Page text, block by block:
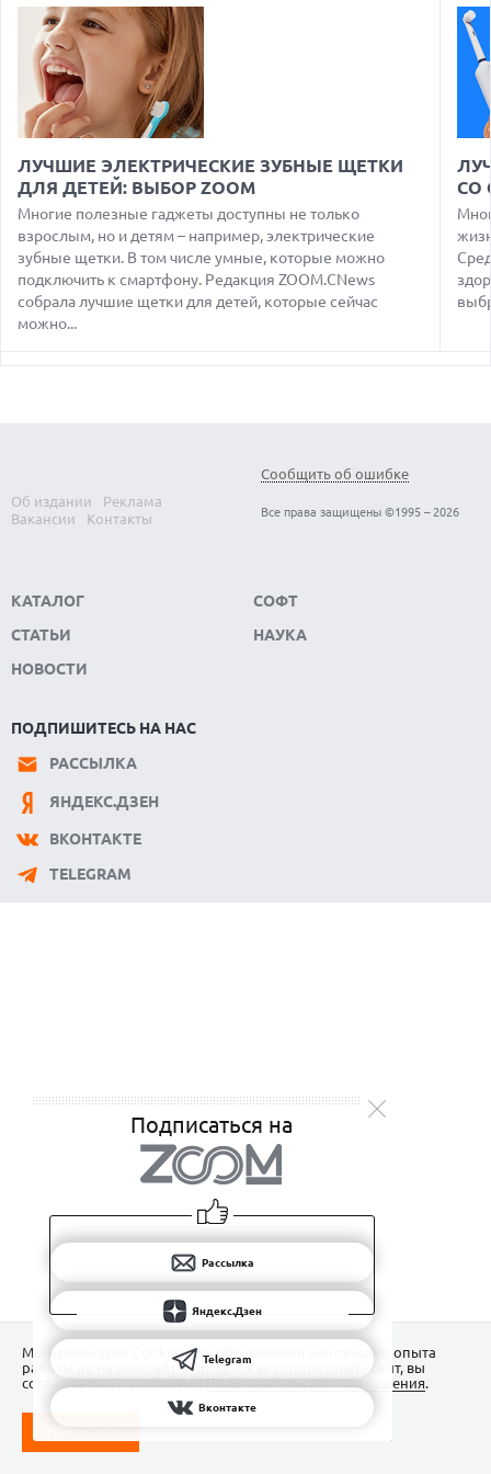
ANTHROPIC ЗАКЛЮЧАЕТ СОГЛАШЕНИЕ НА $10 МЛРД С
ОБЛАЧНЫМ СТАРТАПОМ VOLTA
05.08.2026
ПРИБЫЛЬ SPACEX ОТ ИИ ПРЕВЫСИЛА ДОХОДЫ ОТ
КОСМИЧЕСКИХ ОПЕРАЦИЙ
05.08.2026
КОМПЕНСИРУЕТ СПАД ИГРОВОГО СЕГМЕНТА
NOTHING ПРЕДСТАВИЛА НАУШНИКИ CMF CLIP PRO С
ПОДДЕРЖКОЙ LDAC И ЗАЩИТОЙ ОТ ВЛАГИ
05.08.2026
WISPR FLOW ПРЕДСТАВИЛА ИНСТРУМЕНТ ДЛЯ ЗАПИСИ
ЗАМЕТОК С СОВЕЩАНИЙ В СТИЛЕ GRANOLA
05.08.2026
KIOXIA И SANDISK ПРЕДСТАВИЛИ ФЛЕШ-ПАМЯТЬ 3D NAND
ЛУЧШИЕ ЭЛЕКТРИЧЕСКИЕ ЗУБНЫЕ ЩЕТКИ
ДЛЯ ДЕТЕЙ: ВЫБОР ZOOM
Многие полезные гаджеты доступны не только
взрослым, но и детям – например, электрические
зубные щетки. В том числе умные, которые можно
подключить к смартфону. Редакция ZOOM.CNews
собрала лучшие щетки для детей, которые сейчас
можно...
СО
Сообщить об ошибке
КАТАЛОГ
СТАТЬИ
СОФТ
ПОДПИШИТЕСЬ НА НАС
ЯНДЕКС.ДЗЕН
ВКОНТАКТЕ
Подписаться на
Рассылка
Яндекс.Дзен
Telegram
Вконтакте
Мы используем Сookies для обеспечения наилучшего опыта
работы на нашем сайте. Продолжая использовать сайт, вы
соглашаетесь с условиямиПользовательского соглашения.
ПОНЯТНО